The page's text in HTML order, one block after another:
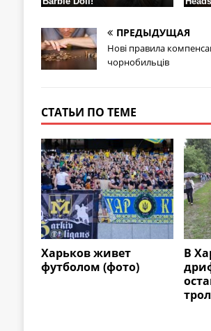
ПРЕДЫДУЩАЯ
Нові правила
чорнобильців
СТАТЬИ ПО ТЕМЕ
Харьков живет
футболом (фото)
В